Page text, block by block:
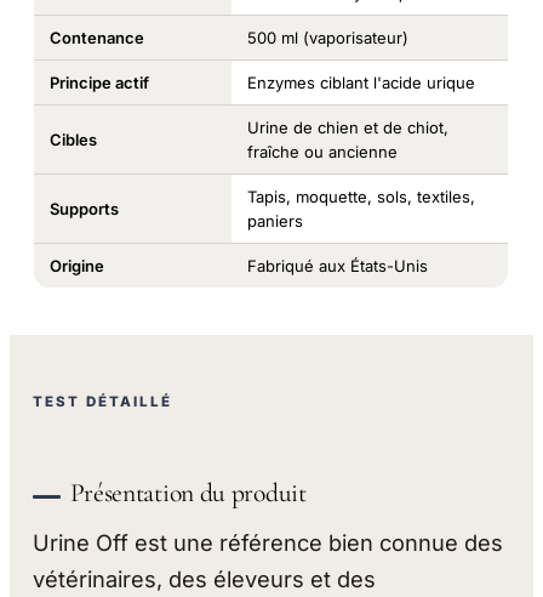
Contenance 500 ml (vaporisateur)
Principe actif Enzymes ciblant l'acide urique
Cibles
Urine de chien et de chiot,
fraîche ou ancienne
Supports
Tapis, moquette, sols, textiles,
paniers
Origine Fabriqué aux États-Unis
TEST DÉTAILLÉ
Présentation du produit
Urine Off est une référence bien connue des
vétérinaires, des éleveurs et des